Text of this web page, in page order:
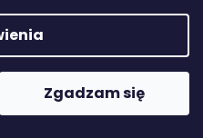
Zgadzam się